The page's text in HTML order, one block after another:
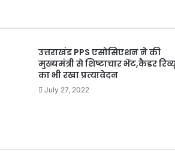
उत्तराखंड PPS एसोसिएशन ने की
मुख्यमंत्री से शिष्टाचार भेंट,कैडर
का भी रखा प्रत्यावेदन
July 27, 2022